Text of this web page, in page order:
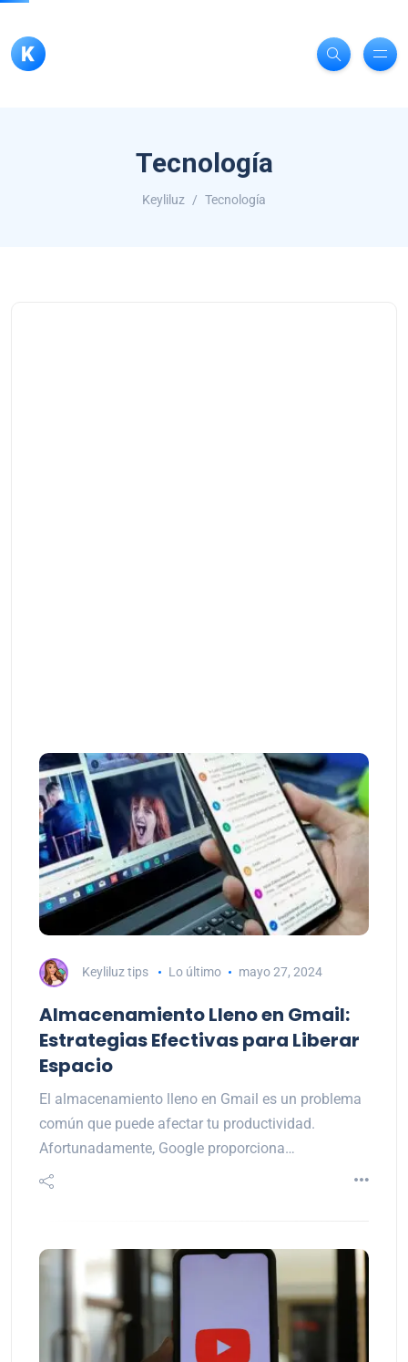
Tecnología
Keyliluz Tecnología
Keyliluz tips Lo último mayo 27, 2024
Almacenamiento Lleno en Gmail:
Estrategias Efectivas para Liberar
Espacio
El almacenamiento lleno en Gmail es un problema
común que puede afectar tu productividad.
Afortunadamente, Google proporciona…